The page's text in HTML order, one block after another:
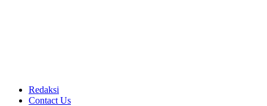
Redaksi
Contact Us